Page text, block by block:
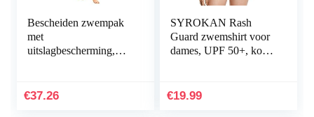
Bescheiden zwempak
met
uitslagbescherming,
Burkini zwemkostuum
€37.26
SYROKAN Rash
Guard zwemshirt voor
dames, UPF 50+, korte
€19.99